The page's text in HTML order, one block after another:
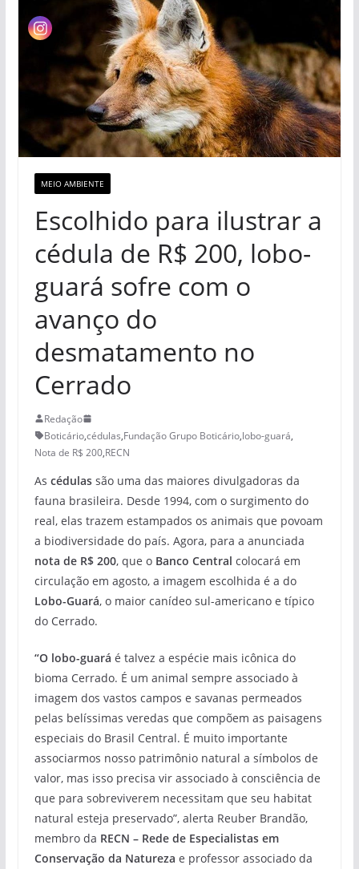
MEIO AMBIENTE
Escolhido para ilustrar a
cédula de R$ 200, lobo-
guará sofre com o
avanço do
desmatamento no
Cerrado
Redação
Boticário,cédulas,Fundação Grupo Boticário,lobo-guará,
Nota de R$ 200,RECN
As cédulas são uma das maiores divulgadoras da
fauna brasileira. Desde 1994, com o surgimento do
real, elas trazem estampados os animais que povoam
a biodiversidade do país. Agora, para a anunciada
nota de R$ 200, que oBanco Central colocará em
circulação em agosto, a imagem escolhida é a do
Lobo-Guará, o maior canídeo sul-americano e típico
do Cerrado.
“O lobo-guará é talvez a espécie mais icônica do
bioma Cerrado. É um animal sempre associado à
imagem dos vastos campos e savanas permeados
pelas belíssimas veredas que compõem as paisagens
especiais do Brasil Central. É muito importante
associarmos nosso patrimônio natural a símbolos de
valor, mas isso precisa vir associado à consciência de
que para sobreviverem necessitam que seu habitat
natural esteja preservado”, alerta Reuber Brandão,
membro da RECN – Rede de Especialistas em
Conservação da Natureza e professor associado da